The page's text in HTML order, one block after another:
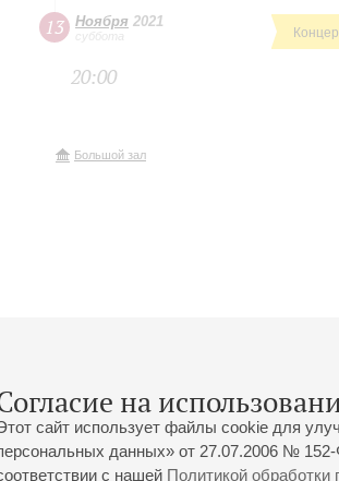
на
сайт использует файлы cookie для
данных» от 27.07.2006 №
с нашей Политикой
13 Ноября 2021
суббота
20:00
Большой зал